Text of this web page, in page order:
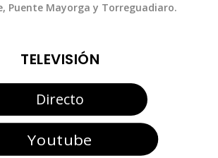
Puente Mayorga y Torreguadiaro.
TELEVISIÓN
Directo
Youtube